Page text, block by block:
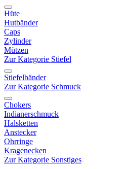
Hüte
Hutbänder
Caps
Zylinder
Mützen
Zur Kategorie Stiefel
Stiefelbänder
Zur Kategorie Schmuck
Chokers
Indianerschmuck
Halsketten
Anstecker
Ohrringe
Kragenecken
Zur Kategorie Sonstiges